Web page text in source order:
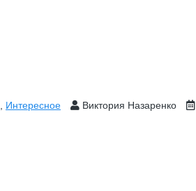
, Интересное Виктория Назаренко